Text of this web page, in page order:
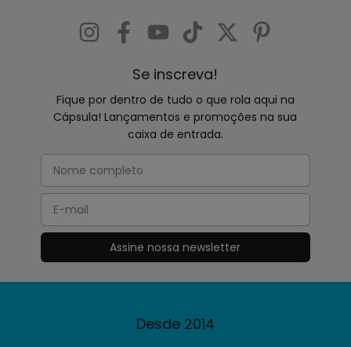
Se inscreva!
Fique por dentro de tudo o que rola aqui na
Cápsula! Lançamentos e promoções na sua
caixa de entrada.
Desde 2014